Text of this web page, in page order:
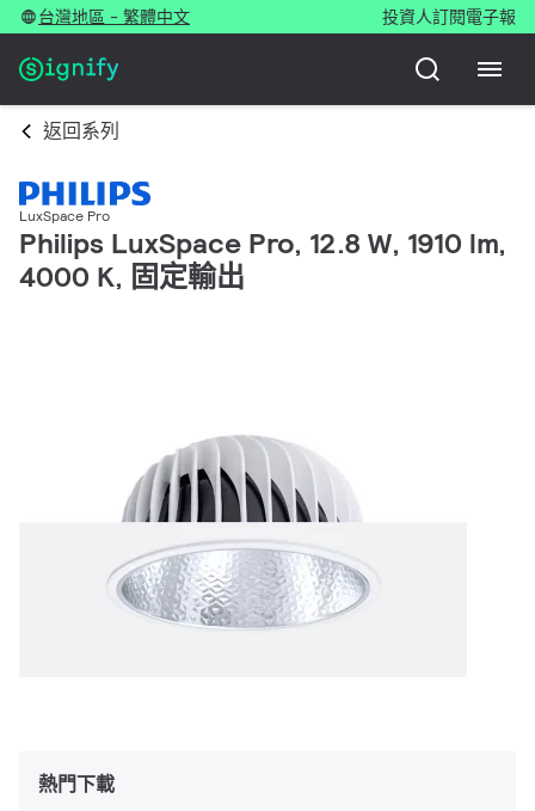
台灣地區 - 繁體中文 投資人訂閱電子報
返回系列
LuxSpace Pro
Philips LuxSpace Pro, 12.8 W, 1910 lm,
4000 K, 固定輸出
熱門下載